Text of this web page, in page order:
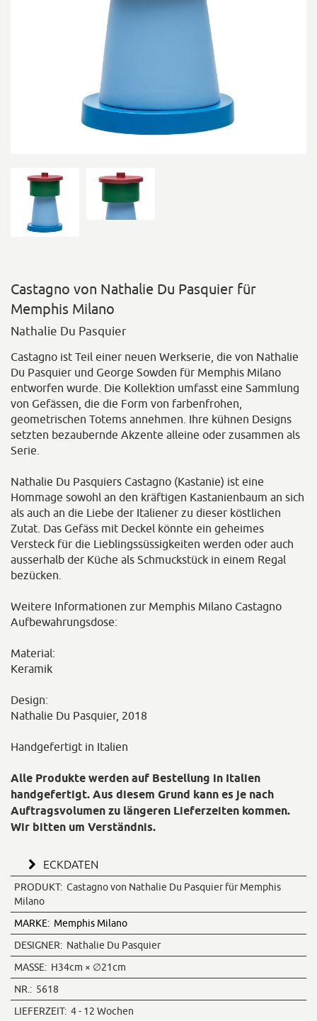
Castagno von Nathalie Du Pasquier für
Memphis Milano
Nathalie Du Pasquier
Castagno ist Teil einer neuen Werkserie, die von Nathalie
Du Pasquier und George Sowden für Memphis Milano
entworfen wurde. Die Kollektion umfasst eine Sammlung
von Gefässen, die die Form von farbenfrohen,
geometrischen Totems annehmen. Ihre kühnen Designs
setzten bezaubernde Akzente alleine oder zusammen als
Serie.
Nathalie Du Pasquiers Castagno (Kastanie) ist eine
Hommage sowohl an den kräftigen Kastanienbaum an sich
als auch an die Liebe der Italiener zu dieser köstlichen
Zutat. Das Gefäss mit Deckel könnte ein geheimes
Versteck für die Lieblingssüssigkeiten werden oder auch
ausserhalb der Küche als Schmuckstück in einem Regal
bezücken.
Weitere Informationen zur Memphis Milano Castagno
Aufbewahrungsdose:
Material:
Keramik
Design:
Nathalie Du Pasquier, 2018
Handgefertigt in Italien
Alle Produkte werden auf Bestellung in Italien
handgefertigt. Aus diesem Grund kann es je nach
Auftragsvolumen zu längeren Lieferzeiten kommen.
Wir bitten um Verständnis.
ECKDATEN
PRODUKT: Castagno von Nathalie Du Pasquier für Memphis
Milano
MARKE: Memphis Milano
DESIGNER: Nathalie Du Pasquier
MASSE: H34cm × ∅21cm
NR.: 5618
LIEFERZEIT: 4 - 12 Wochen